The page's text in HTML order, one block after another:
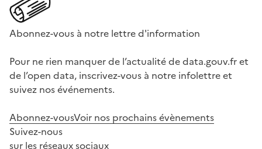
Abonnez-vous à notre lettre d'information
Pour ne rien manquer de l’actualité de data.gouv.fr et
de l’open data, inscrivez-vous à notre infolettre et
suivez nos événements.
Abonnez-vousVoir nos prochains évènements
Suivez-nous
sur les réseaux sociaux